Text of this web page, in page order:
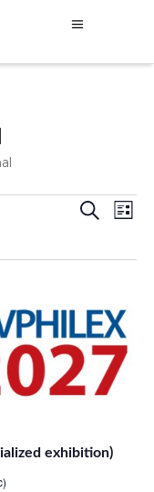
A
r
r
a
n
g
Søk
A
r
a
n
Liste
exhibition)